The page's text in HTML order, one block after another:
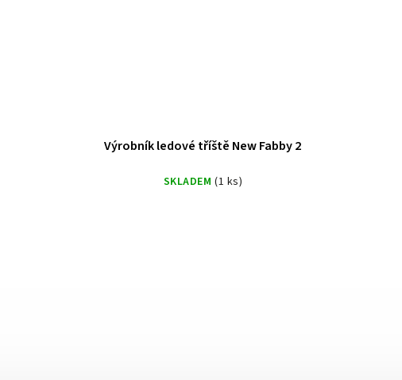
Výrobník ledové tříště New Fabby 2
SKLADEM (1 ks)